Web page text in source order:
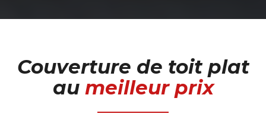
Couverture de toit plat
au meilleur prix